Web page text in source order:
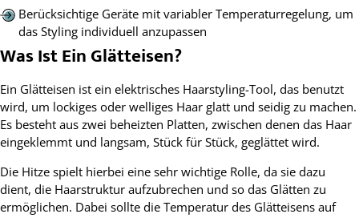
Berücksichtige Geräte mit variabler Temperaturregelung, um
das Styling individuell anzupassen
Was Ist Ein Glätteisen?
Ein Glätteisen ist ein elektrisches Haarstyling-Tool, das benutzt
wird, um lockiges oder welliges Haar glatt und seidig zu machen.
Es besteht aus zwei beheizten Platten, zwischen denen das Haar
eingeklemmt und langsam, Stück für Stück, geglättet wird.
Die Hitze spielt hierbei eine sehr wichtige Rolle, da sie dazu
dient, die Haarstruktur aufzubrechen und so das Glätten zu
ermöglichen. Dabei sollte die Temperatur des Glätteisens auf